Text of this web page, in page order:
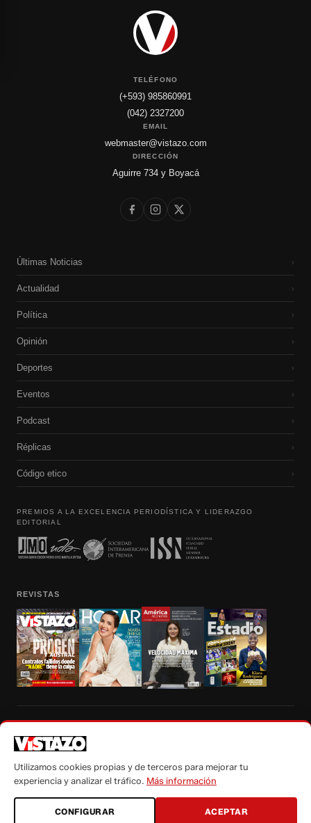
TELÉFONO
(+593) 985860991
(042) 2327200
EMAIL
webmaster@vistazo.com
DIRECCIÓN
Aguirre 734 y Boyacá
Últimas Noticias ›
Actualidad ›
Política ›
Opinión ›
Deportes ›
Eventos ›
Podcast ›
Réplicas ›
Código etico ›
PREMIOS A LA EXCELENCIA PERIODÍSTICA Y LIDERAZGO
EDITORIAL
REVISTAS
autorización escrita de su titular, de todos los contenidos de Vistazo.com.
Utilizamos cookies propias y de terceros para mejorar tu
experiencia y analizar el tráfico. Más información
CONFIGURAR ACEPTAR